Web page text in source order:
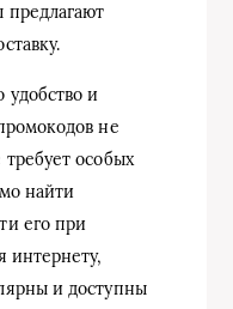
предлагают
и
не
особых
найти
его при
интернету,
и доступны